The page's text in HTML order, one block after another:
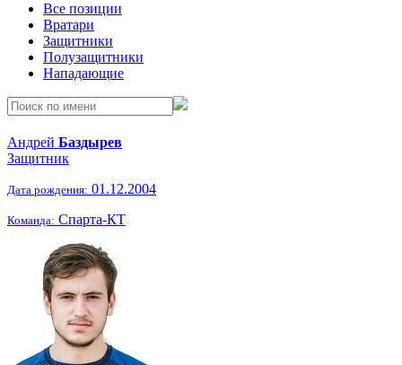
Все позиции
Вратари
Защитники
Полузащитники
Нападающие
Андрей Баздырев
Защитник
Дата рождения: 01.12.2004
Команда: Спарта-КТ